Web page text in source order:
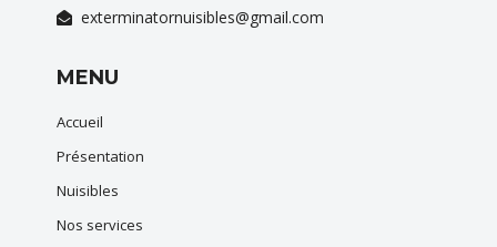
exterminatornuisibles@gmail.com
MENU
Accueil
Présentation
Nuisibles
Nos services